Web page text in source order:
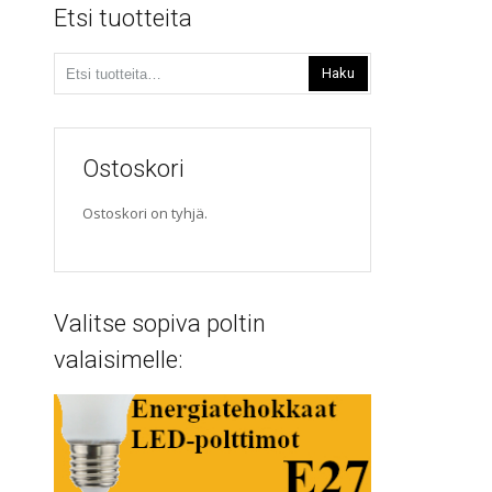
Etsi tuotteita
Haku
Ostoskori
Ostoskori on tyhjä.
Valitse sopiva poltin
valaisimelle: